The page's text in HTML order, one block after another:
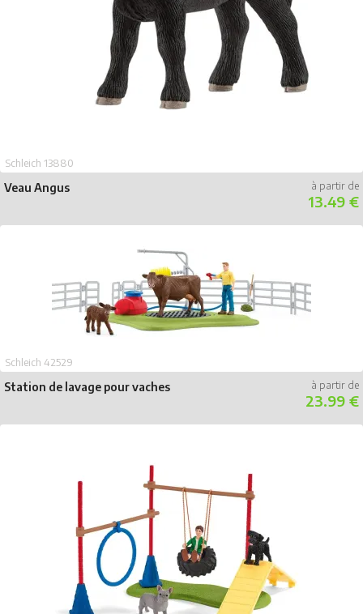
Veau Angus
Schleich 13880
13.49 €
Station de lavage pour vaches
Schleich 42529
23.99 €